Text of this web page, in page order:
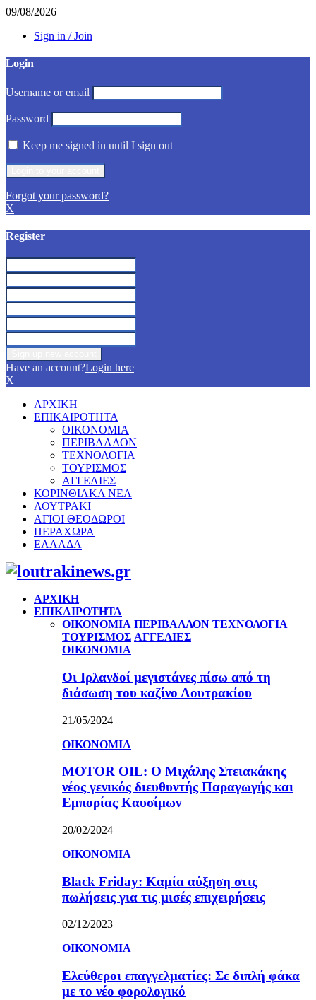
09/08/2026
Sign in / Join
Login
Username or email
Password
Keep me signed in until I sign out
Forgot your password?
X
Register
Have an account?Login here
X
ΑΡΧΙΚΗ
ΕΠΙΚΑΙΡΟΤΗΤΑ
ΟΙΚΟΝΟΜΙΑ
ΠΕΡΙΒΑΛΛΟΝ
ΤΕΧΝΟΛΟΓΙΑ
ΤΟΥΡΙΣΜΟΣ
ΑΓΓΕΛΙΕΣ
ΚΟΡΙΝΘΙΑΚΑ ΝΕΑ
ΛΟΥΤΡΑΚΙ
ΑΓΙΟΙ ΘΕΟΔΩΡΟΙ
ΠΕΡΑΧΩΡΑ
ΕΛΛΑΔΑ
Facebook
Twitter
Instagram
Pinterest
Youtube
ΑΡΧΙΚΗ
ΕΠΙΚΑΙΡΟΤΗΤΑ
ΟΙΚΟΝΟΜΙΑ ΠΕΡΙΒΑΛΛΟΝ ΤΕΧΝΟΛΟΓΙΑ
ΤΟΥΡΙΣΜΟΣ ΑΓΓΕΛΙΕΣ
ΟΙΚΟΝΟΜΙΑ
Οι Ιρλανδοί μεγιστάνες πίσω από τη
διάσωση του καζίνο Λουτρακίου
21/05/2024
ΟΙΚΟΝΟΜΙΑ
MOTOR OIL: Ο Μιχάλης Στειακάκης
νέος γενικός διευθυντής Παραγωγής και
Εμπορίας Καυσίμων
20/02/2024
ΟΙΚΟΝΟΜΙΑ
Black Friday: Καμία αύξηση στις
πωλήσεις για τις μισές επιχειρήσεις
02/12/2023
ΟΙΚΟΝΟΜΙΑ
Ελεύθεροι επαγγελματίες: Σε διπλή φάκα
με το νέο φορολογικό